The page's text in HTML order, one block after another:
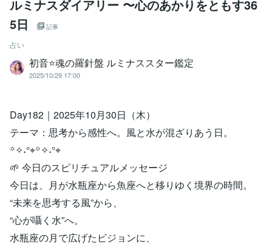
ルミナスダイアリー 〜心のあかりをともす36
5日
記事
占い
初音⭐️魂の羅針盤 ルミナススター鑑定
2025/10/29 17:00
Day182｜2025年10月30日（木）
テーマ：思考から感性へ。風と水が混ざりあう日。
꙳✧˖°⌖꙳✧˖°⌖
🌱 今日のスピリチュアルメッセージ
今日は、月が水瓶座から魚座へと移りゆく境界の時間。
“未来を思考する風”から、
“心が囁く水”へ。
水瓶座の月で広げたビジョンに、